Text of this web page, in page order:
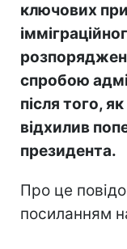
ключових
спробою
після того,
відхилив
президента.
Про це
посиланням